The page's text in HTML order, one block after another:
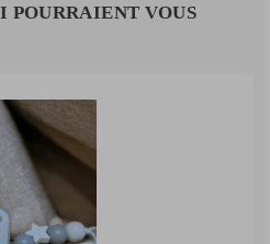
POURRAIENT VOUS